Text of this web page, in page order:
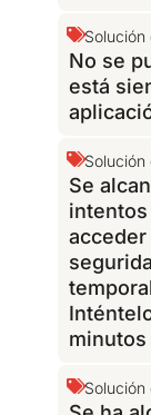
Solución
No se
está
Solución
Se
minutos
Solución